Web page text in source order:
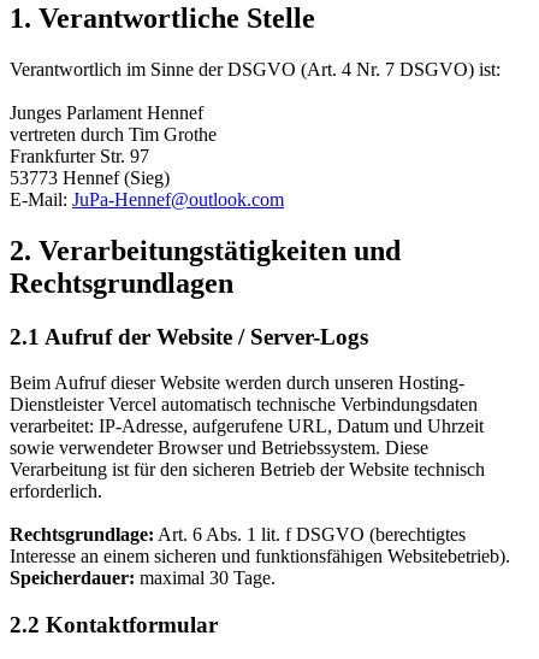
1. Verantwortliche Stelle
Verantwortlich im Sinne der DSGVO (Art. 4 Nr. 7 DSGVO) ist:
Junges Parlament Hennef
vertreten durch Tim Grothe
Frankfurter Str. 97
53773 Hennef (Sieg)
E-Mail: JuPa-Hennef@outlook.com
2. Verarbeitungstätigkeiten und
Rechtsgrundlagen
2.1 Aufruf der Website / Server-Logs
Beim Aufruf dieser Website werden durch unseren Hosting-
Dienstleister Vercel automatisch technische Verbindungsdaten
verarbeitet: IP-Adresse, aufgerufene URL, Datum und Uhrzeit
sowie verwendeter Browser und Betriebssystem. Diese
Verarbeitung ist für den sicheren Betrieb der Website technisch
erforderlich.
Rechtsgrundlage: Art. 6 Abs. 1 lit. f DSGVO (berechtigtes
Interesse an einem sicheren und funktionsfähigen Websitebetrieb).
Speicherdauer: maximal 30 Tage.
2.2 Kontaktformular